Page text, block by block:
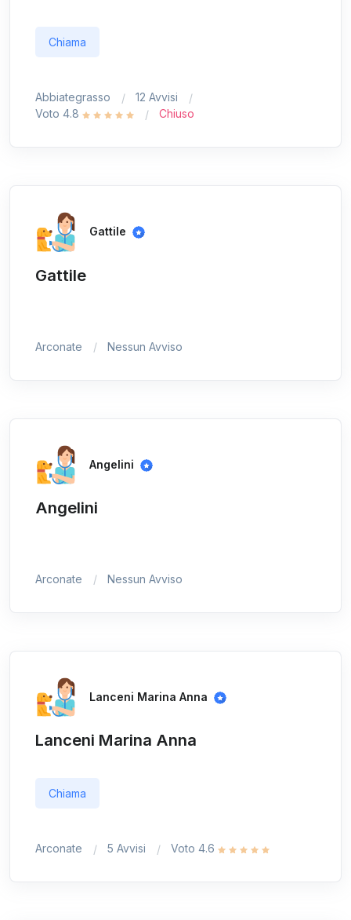
Chiama
Abbiategrasso
12 Avvisi
Voto 4.8
Chiuso
Gattile
Gattile
Arconate Nessun Avviso
Angelini
Angelini
Arconate Nessun Avviso
Lanceni Marina Anna
Lanceni Marina Anna
Chiama
Arconate 5 Avvisi Voto 4.6